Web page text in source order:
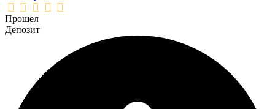
Прошел
Депозит